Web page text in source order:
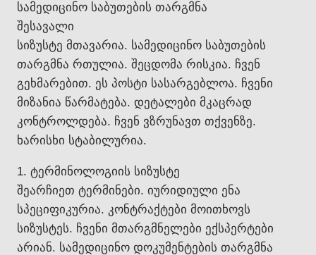
სამედიცინო საბუთების თარგმნა
შესავალი
სიზუსტე მთავარია. სამედიცინო საბუთების
თარგმნა რთულია. შეცდომა რისკია. ჩვენ
გეხმარებით. ეს პოსტი სასარგებლოა. ჩვენი
მიზანია წარმატება. დეტალები მკაცრად
კონტროლდება. ჩვენ ვზრუნავთ თქვენზე.
ხარისხი სტაბილურია.
1. ტერმინოლოგიის სიზუსტე
შეარჩიეთ ტერმინები. იურიდიული ენა
სპეციფიკურია. კონტრაქტები მოითხოვს
სიზუსტეს. ჩვენი მთარგმნელები ექსპერტები
არიან. სამედიცინო დოკუმენტების თარგმნა